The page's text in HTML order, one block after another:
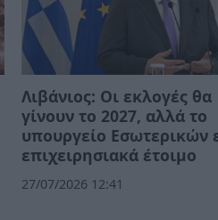
Λιβάνιος: Οι εκλογές θα
γίνουν το 2027, αλλά το
υπουργείο Εσωτερικών
επιχειρησιακά έτοιμο
27/07/2026 12:41